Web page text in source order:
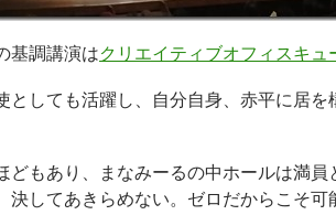
基調講演はクリエイティブオフィスキュ
としても活躍し、自分自身、赤平に居
どもあり、まなみーるの中ホールは満
決してあきらめない。ゼロだからこそ